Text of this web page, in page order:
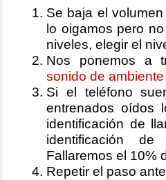
Se baja el
lo oigamos pero
niveles, elegir el
Nos ponemos a
sonido de ambiente
Si el teléfono
entrenados oídos
identificación de
identificación
Fallaremos el 10%
Repetir el paso